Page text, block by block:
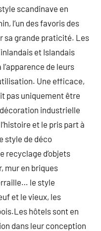
scandinave en
l’un des favoris des
sa grande praticité. Les
et Islandais
de leurs
Une efficace,
pas uniquement être
industrielle
et le pris part à
style de déco
recyclage d’objets
mur en briques
le style
et le vieux, les
hôtels sont en
dans leur conception